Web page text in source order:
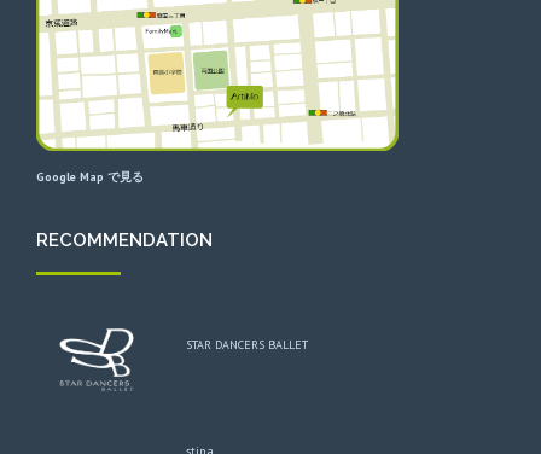
Google Map で見る
RECOMMENDATION
STAR DANCERS BALLET
stina